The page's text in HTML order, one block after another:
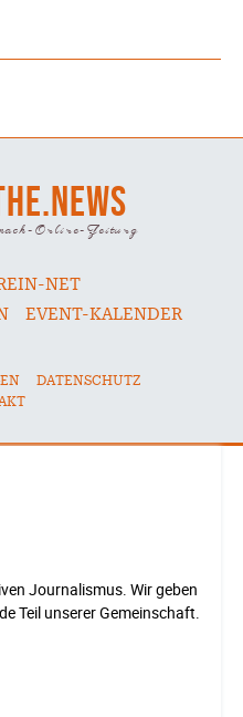
Online-Zeitung
NET
EVENT-KALENDER
DATENSCHUTZ
Journalismus. Wir geben
Teil unserer Gemeinschaft.